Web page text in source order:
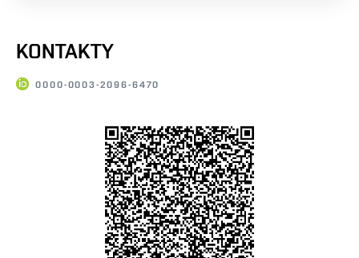
KONTAKTY
0000-0003-2096-6470